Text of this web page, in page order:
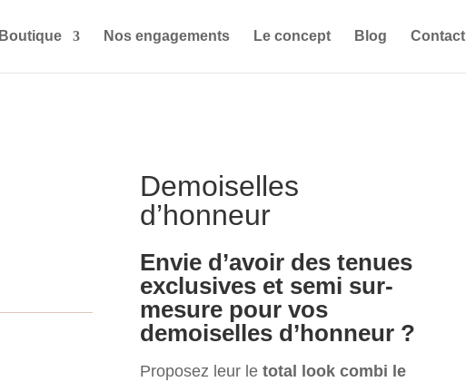
Boutique Nos engagements Le concept Blog Contact
Demoiselles
d’honneur
Envie d’avoir des tenues
exclusives et semi sur-
mesure pour vos
demoiselles d’honneur ?
Proposez leur le total look combi le